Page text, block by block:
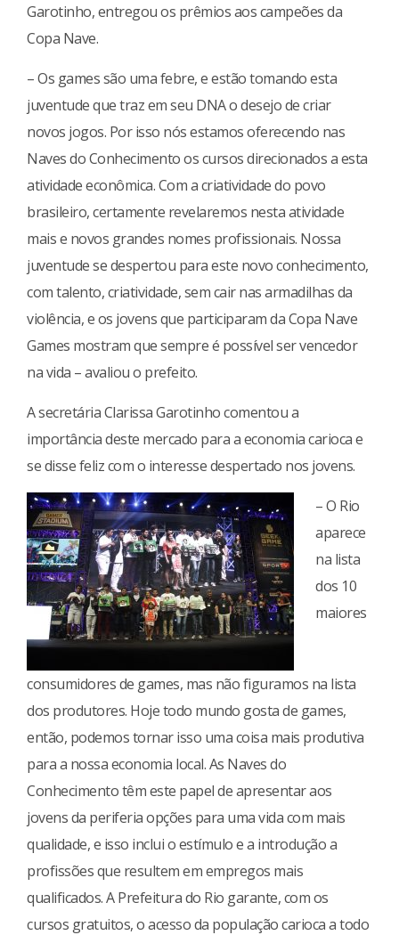
Garotinho, entregou os prêmios aos campeões da
Copa Nave.
– Os games são uma febre, e estão tomando esta
juventude que traz em seu DNA o desejo de criar
novos jogos. Por isso nós estamos oferecendo nas
Naves do Conhecimento os cursos direcionados a esta
atividade econômica. Com a criatividade do povo
brasileiro, certamente revelaremos nesta atividade
mais e novos grandes nomes profissionais. Nossa
juventude se despertou para este novo conhecimento,
com talento, criatividade, sem cair nas armadilhas da
violência, e os jovens que participaram da Copa Nave
Games mostram que sempre é possível ser vencedor
na vida – avaliou o prefeito.
A secretária Clarissa Garotinho comentou a
importância deste mercado para a economia carioca e
se disse feliz com o interesse despertado nos jovens.
– O Rio
aparece
na lista
dos 10
maiores
consumidores de games, mas não figuramos na lista
dos produtores. Hoje todo mundo gosta de games,
então, podemos tornar isso uma coisa mais produtiva
para a nossa economia local. As Naves do
Conhecimento têm este papel de apresentar aos
jovens da periferia opções para uma vida com mais
qualidade, e isso inclui o estímulo e a introdução a
profissões que resultem em empregos mais
qualificados. A Prefeitura do Rio garante, com os
cursos gratuitos, o acesso da população carioca a todo